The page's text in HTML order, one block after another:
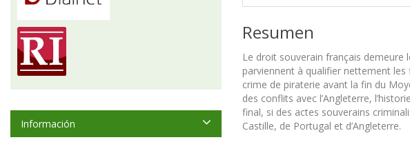
Resumen
Le droit souverain français
parviennent à qualifier nettement
crime de piraterie avant la fin du
des conflits avec l’Angleterre,
final, si des actes souverains
Castille, de Portugal et d’Angleterre.
Información